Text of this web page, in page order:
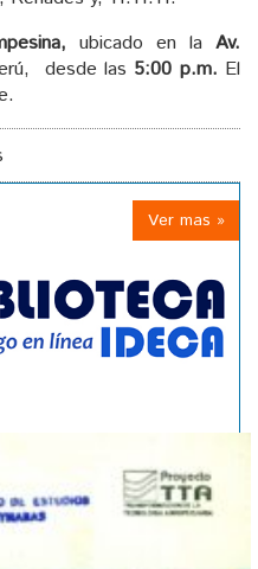
ubicado en laAv.
desde las 5:00 p.m. El
Ver mas »